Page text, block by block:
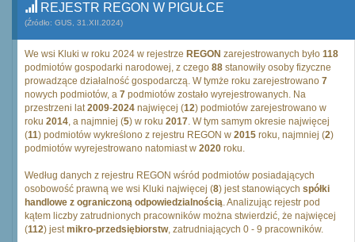
REJESTR REGON W PIGUŁCE
(Źródło: GUS, 31.XII.2024)
We wsi Kluki w roku 2024 w rejestrze REGON zarejestrowanych było 118
podmiotów gospodarki narodowej, z czego 88 stanowiły osoby fizyczne
prowadzące działalność gospodarczą. W tymże roku zarejestrowano 7
nowych podmiotów, a 7 podmiotów zostało wyrejestrowanych. Na
przestrzeni lat2009-2024 najwięcej (12) podmiotów zarejestrowano w
roku 2014, a najmniej (5) w roku 2017. W tym samym okresie najwięcej
(11) podmiotów wykreślono z rejestru REGON w 2015 roku, najmniej (2)
podmiotów wyrejestrowano natomiast w 2020 roku.
Według danych z rejestru REGON wśród podmiotów posiadających
osobowość prawną we wsi Kluki najwięcej (8) jest stanowiących spółki
handlowe z ograniczoną odpowiedzialnością. Analizując rejestr pod
kątem liczby zatrudnionych pracowników można stwierdzić, że najwięcej
(112) jestmikro-przedsiębiorstw, zatrudniających 0 - 9 pracowników.